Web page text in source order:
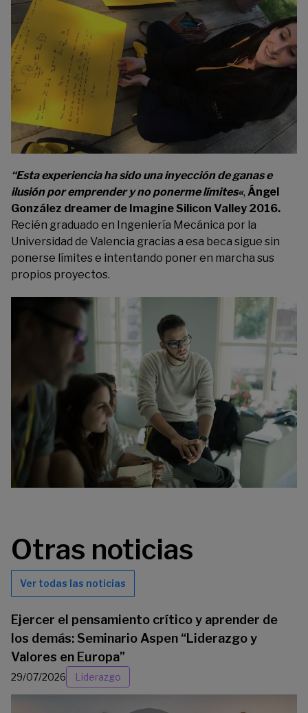
“Esta experiencia ha sido una inyección de ganas e
ilusión por emprender y no ponerme límites«, Ángel
González dreamer de Imagine Silicon Valley 2016.
Recién graduado en Ingeniería Mecánica por la
Universidad de Valencia gracias a esa beca sigue sin
ponerse límites e intentando poner en marcha sus
propios proyectos.
Otras noticias
Ver todas las noticias
Ejercer el pensamiento crítico y aprender de
los demás: Seminario Aspen “Liderazgo y
Valores en Europa”
29/07/2026 Liderazgo